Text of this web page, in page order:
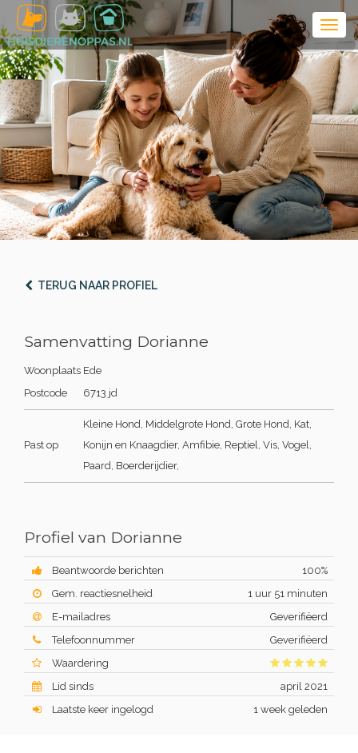
TERUG NAAR PROFIEL
Samenvatting Dorianne
Woonplaats Ede
Postcode
6713 jd
Past op
Kleine Hond, Middelgrote Hond, Grote Hond, Kat,
Konijn en Knaagdier, Amfibie, Reptiel, Vis, Vogel,
Paard, Boerderijdier,
Profiel van Dorianne
Beantwoorde berichten
100%
Gem. reactiesnelheid
1 uur 51 minuten
E-mailadres
Geverifiëerd
Telefoonnummer
Geverifiëerd
Waardering
Lid sinds
april 2021
Laatste keer ingelogd
1 week geleden